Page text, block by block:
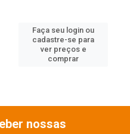
Faça seu login ou
cadastre-se para
ver preços e
comprar
nossas